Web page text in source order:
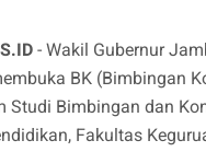
- Wakil Gubernur
BK (Bimbingan
Studi Bimbingan dan
Fakultas